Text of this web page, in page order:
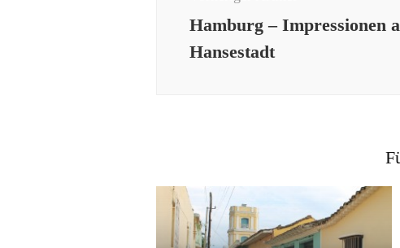
Hamburg – Impressionen
Hansestadt